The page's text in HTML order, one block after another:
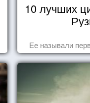
10 лучших
Ее называли